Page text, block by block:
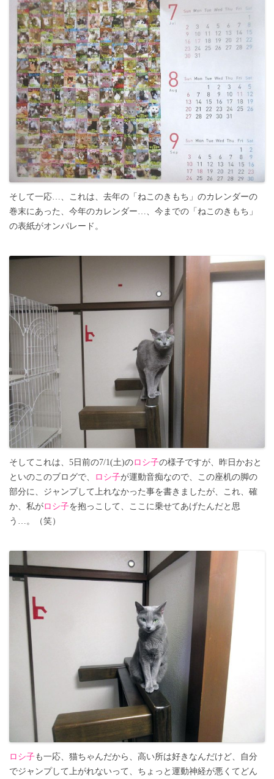
そして一応…、これは、去年の「ねこのきもち」のカレンダーの
巻末にあった、今年のカレンダー…、今までの「ねこのきもち」
の表紙がオンパレード。
そしてこれは、5日前の7/1(土)のロシ子の様子ですが、昨日かおと
といのこのブログで、
ロシ子が運動音痴なので、この座机の脚の
部分に、ジャンプして上れなかった事を書きましたが、これ、確
か、私がロシ子を抱っこして、ここに乗せてあげたんだと思
う…。（笑）
ロシ子も一応、猫ちゃんだから、高い所は好きなんだけど、自分
でジャンプして上がれないって、ちょっと運動神経が悪くてどん